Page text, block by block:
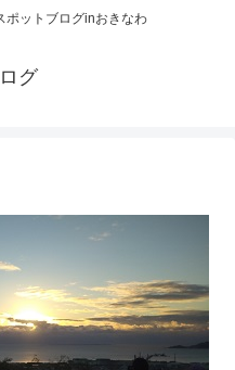
ポットブログinおきなわ
グ